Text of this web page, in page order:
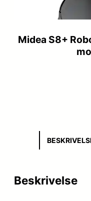
Midea S8+
Beskrivelse